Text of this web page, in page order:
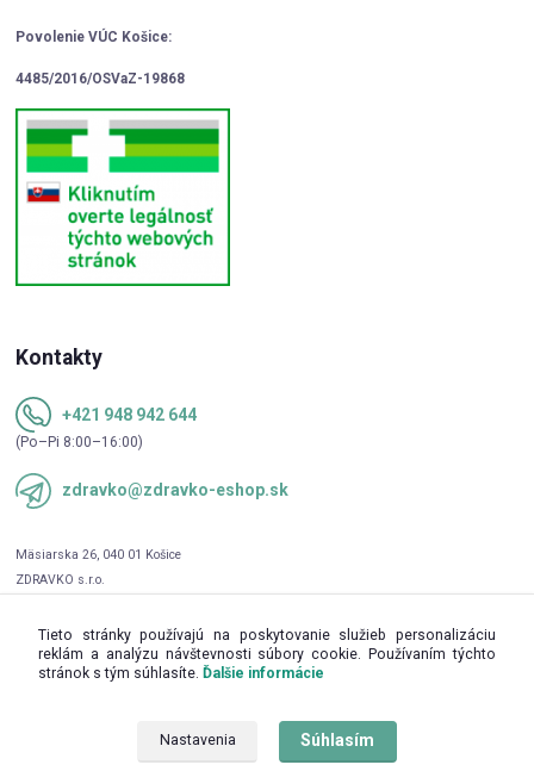
Povolenie VÚC Košice:
4485/2016/OSVaZ-19868
Kontakty
+421 948 942 644
(Po–Pi 8:00–16:00)
zdravko@zdravko-eshop.sk
Upravit sběr cookies.
Tieto stránky používajú na poskytovanie služieb personalizáciu
reklám a analýzu návštevnosti súbory cookie. Používaním týchto
stránok s tým súhlasíte. Ďalšie informácie
Nastavenia Súhlasím